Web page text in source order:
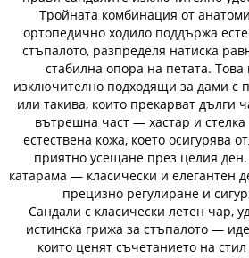
Тройната комбинация от
ортопедично ходило поддържа
стъпалото, разпределя натиска
стабилна опора на петата.
изключително подходящи за дами с
или такива, които прекарват дълги
вътрешна част — хастар и
естествена кожа, което осигурява
приятно усещане през целия ден.
катарама — класически и елегантен
прецизно регулиране и
Сандали с класически летен чар,
истинска грижа за стъпалото —
които ценят съчетанието на